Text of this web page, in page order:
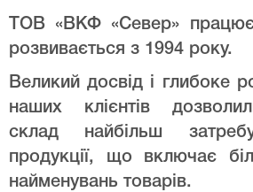
ТОВ «ВКФ «Север»
розвивається з 1994 року.
Великий досвід і глибоке
наших клієнтів
склад найбільш
продукції, що включає
найменувань товарів.